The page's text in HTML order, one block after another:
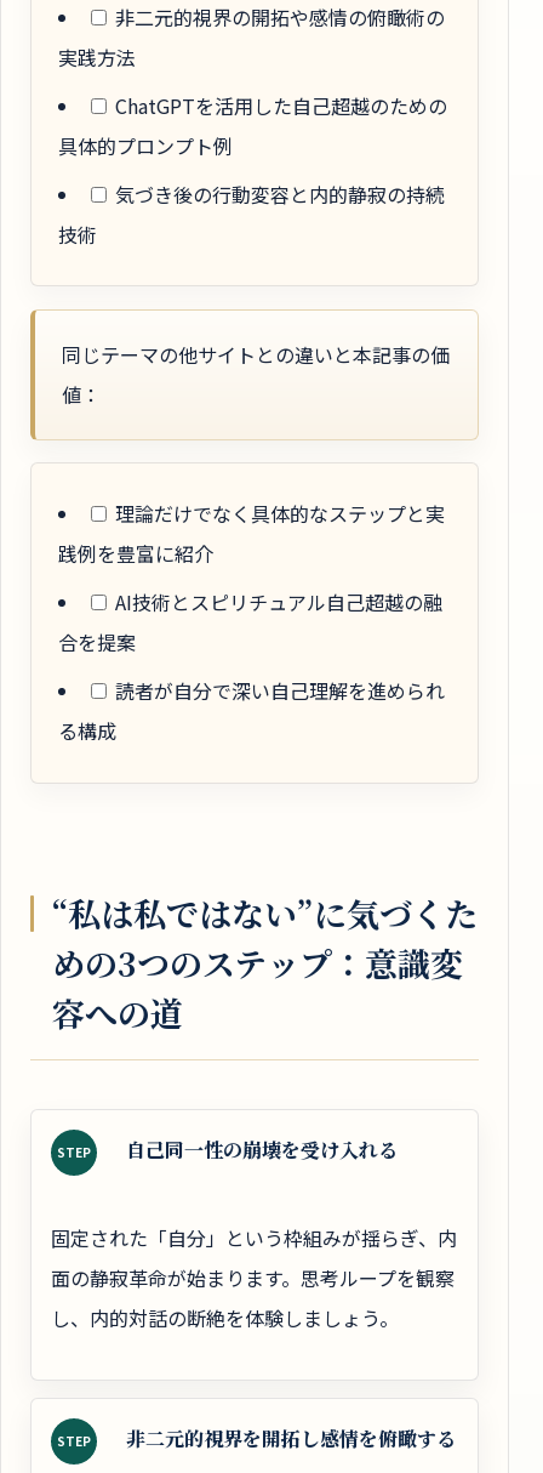
非二元的視界の開拓や感情の俯瞰術の
実践方法
ChatGPTを活用した自己超越のための
具体的プロンプト例
気づき後の行動変容と内的静寂の持続
技術
同じテーマの他サイトとの違いと本記事の価
値：
理論だけでなく具体的なステップと実
践例を豊富に紹介
AI技術とスピリチュアル自己超越の融
合を提案
読者が自分で深い自己理解を進められ
る構成
“私は私ではない”に気づくた
めの3つのステップ：意識変
容への道
STEP 自己同一性の崩壊を受け入れる
固定された「自分」という枠組みが揺らぎ、内
面の静寂革命が始まります。思考ループを観察
し、内的対話の断絶を体験しましょう。
STEP 非二元的視界を開拓し感情を俯瞰する